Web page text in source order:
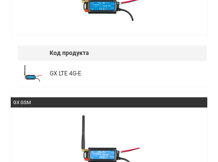
Код продукта
GX LTE 4G-E
GX GSM